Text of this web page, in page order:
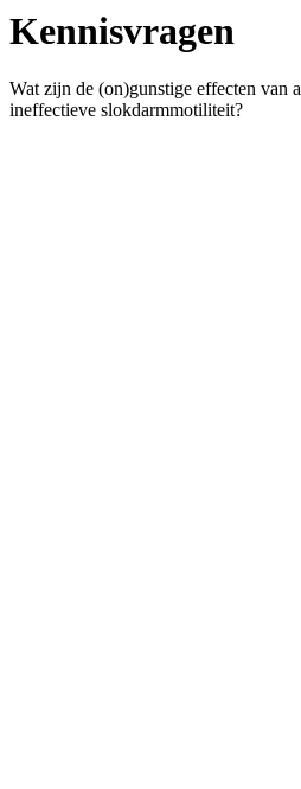
Kennisvragen
Wat zijn de (on)gunstige effecten van
ineffectieve slokdarmmotiliteit?